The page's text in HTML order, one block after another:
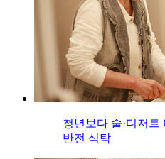
청년보다 술·디저
반전 식탁